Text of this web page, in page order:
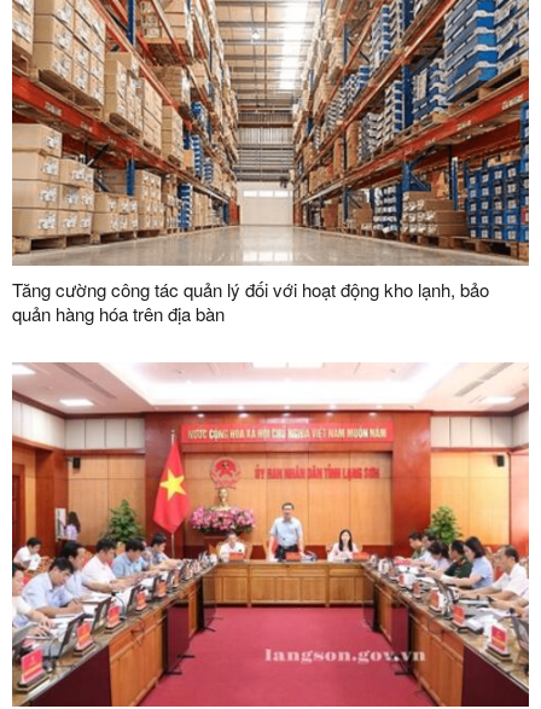
Tăng cường công tác quản lý đối với hoạt động kho lạnh, bảo
quản hàng hóa trên địa bàn